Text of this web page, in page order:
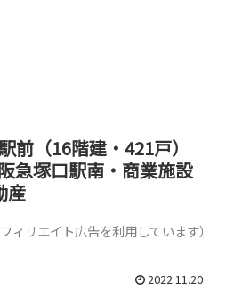
前（16階建・421戸）
急塚口駅南・商業施設
産
フィリエイト広告を利用しています）
2022.11.20